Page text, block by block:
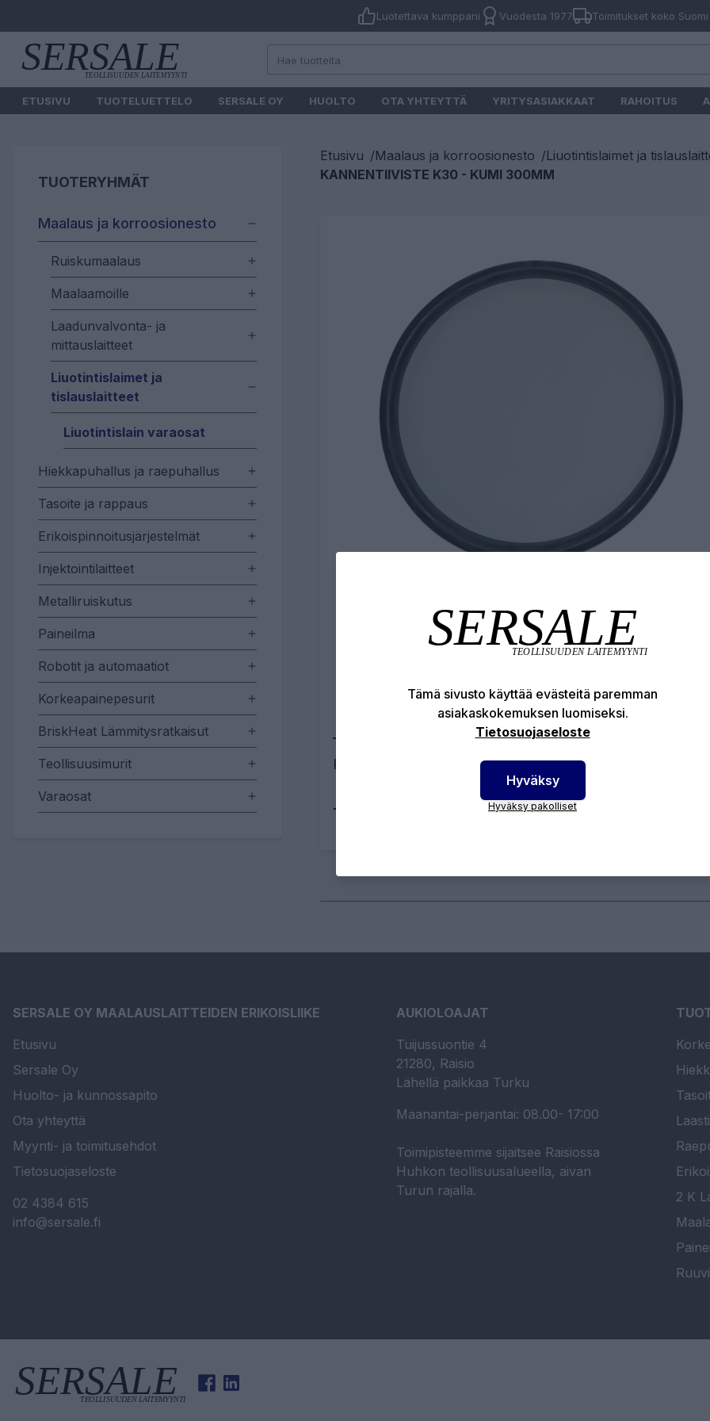
Luotettava kumppani Vuodesta 1977 Toimitukset koko Suomi
ETUSIVU TUOTELUETTELO SERSALE OY HUOLTO OTA YHTEYTTÄ YRITYSASIAKKAAT RAHOITUS
TUOTERYHMÄT
Maalaus ja korroosionesto
Ruiskumaalaus
Maalaamoille
Laadunvalvonta- ja
mittauslaitteet
Liuotintislaimet ja
tislauslaitteet
Liuotintislain varaosat
Hiekkapuhallus ja raepuhallus
Tasoite ja rappaus
Erikoispinnoitusjärjestelmät
Injektointilaitteet
Metalliruiskutus
Paineilma
Robotit ja automaatiot
Korkeapainepesurit
BriskHeat Lämmitysratkaisut
Teollisuusimurit
Varaosat
Etusivu /Maalaus ja korroosionesto /Liuotintislaimet ja
KANNENTIIVISTE K30 - KUMI 300MM
Tekniset edut
Kannentiiviste Ciemmen K30 tislaimeen.
Tuotenumero: 88-RIDMI0010
SERSALE OY MAALAUSLAITTEIDEN ERIKOISLIIKE
Etusivu
Sersale Oy
Huolto- ja kunnossapito
Ota yhteyttä
Myynti- ja toimitusehdot
Tietosuojaseloste
02 4384 615
info@sersale.fi
AUKIOLOAJAT
Tuijussuontie 4
21280, Raisio
Lähellä paikkaa Turku
Maanantai-perjantai: 08.00- 17:00
Toimipisteemme sijaitsee Raisiossa
Huhkon teollisuusalueella, aivan
Turun rajalla.
2 K
Tämä sivusto käyttää evästeitä paremman
asiakaskokemuksen luomiseksi.
Tietosuojaseloste
Hyväksy
Hyväksy pakolliset